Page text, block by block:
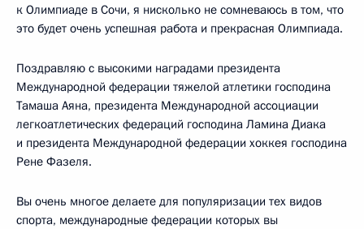
к Олимпиаде в Сочи, я нисколько не сомневаюсь в том, что
это будет очень успешная работа и прекрасная Олимпиада.
Поздравляю с высокими наградами президента
Международной федерации тяжелой атлетики господина
Тамаша Аяна, президента Международной ассоциации
легкоатлетических федераций господина Ламина Диака
и президента Международной федерации хоккея господина
Рене Фазеля.
Вы очень многое делаете для популяризации тех видов
спорта, международные федерации которых вы